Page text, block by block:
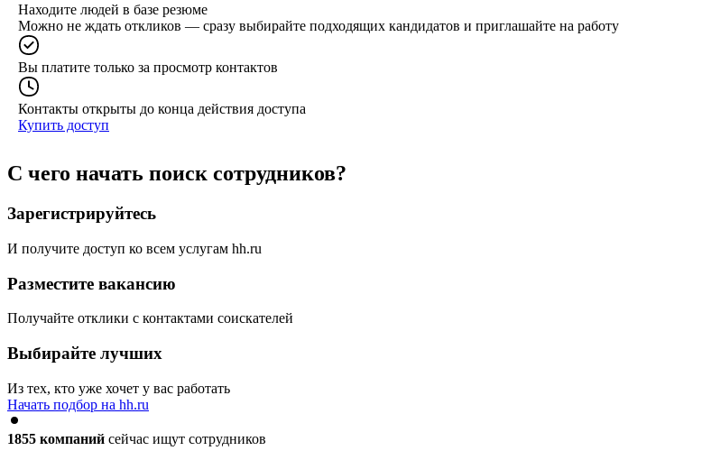
Находите людей в базе резюме
Можно не ждать откликов — сразу выбирайте подходящих кандидатов и приглашайте на работу
Вы платите только за просмотр контактов
Контакты открыты до конца действия доступа
Купить доступ
С чего начать поиск сотрудников?
Зарегистрируйтесь
И получите доступ ко всем услугам hh.ru
Разместите вакансию
Получайте отклики с контактами соискателей
Выбирайте лучших
Из тех, кто уже хочет у вас работать
Начать подбор на hh.ru
1855 компаний сейчас ищут сотрудников